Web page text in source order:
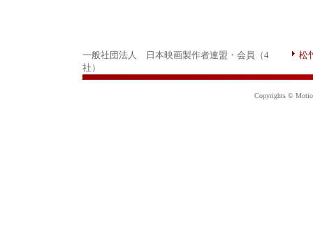
一般社団法人 日本映画製作者連盟・会員（4
社）
松
Copyrights ©